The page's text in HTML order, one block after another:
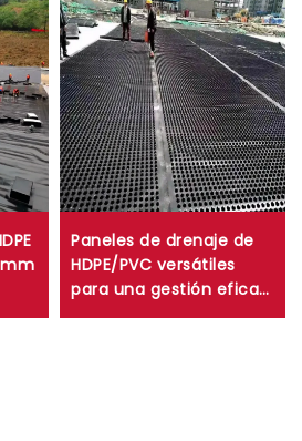
mm
Paneles de drenaje de
HDPE/PVC versátiles
para una gestión eficaz
del agua y protección